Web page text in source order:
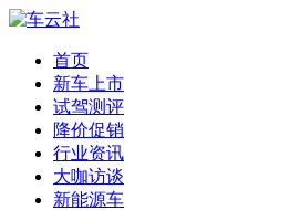
首页
新车上市
试驾测评
降价促销
行业资讯
大咖访谈
新能源车